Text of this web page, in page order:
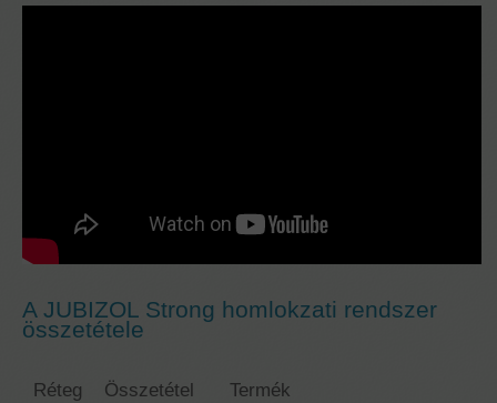
A JUBIZOL Strong homlokzati rendszer
összetétele
Réteg Összetétel Termék